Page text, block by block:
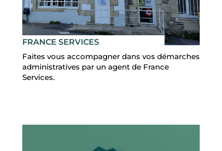
FRANCE SERVICES
Faites vous accompagner dans vos démarches
administratives par un agent de France
Services.